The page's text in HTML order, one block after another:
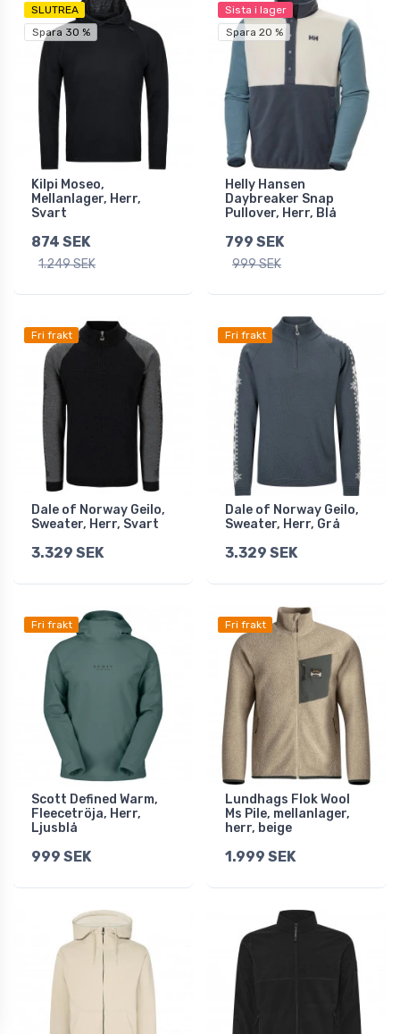
SLUTREA
Spara 30 %
Kilpi Moseo,
Mellanlager, Herr,
Svart
874 SEK
1.249 SEK
Sista i lager
Spara 20 %
Helly Hansen
Daybreaker Snap
Pullover, Herr, Blå
799 SEK
999 SEK
Fri frakt
Dale of Norway Geilo,
Sweater, Herr, Svart
3.329 SEK
Fri frakt
Dale of Norway Geilo,
Sweater, Herr, Grå
3.329 SEK
Fri frakt
Scott Defined Warm,
Fleecetröja, Herr,
Ljusblå
999 SEK
Fri frakt
Lundhags Flok Wool
Ms Pile, mellanlager,
herr, beige
1.999 SEK